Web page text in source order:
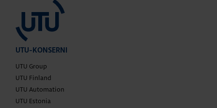
UTU-KONSERNI
UTU Group
UTU Finland
UTU Automation
UTU Estonia